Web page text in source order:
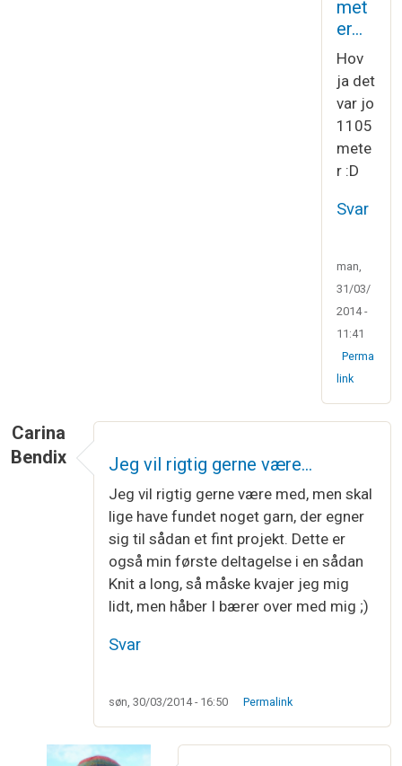
met
er…
Hov
ja det
var jo
1105
mete
r :D
Svar
man,
31/03/
2014 -
11:41
Perma
link
Carina
Bendix
Jeg vil rigtig gerne være…
Jeg vil rigtig gerne være med, men skal
lige have fundet noget garn, der egner
sig til sådan et fint projekt. Dette er
også min første deltagelse i en sådan
Knit a long, så måske kvajer jeg mig
lidt, men håber I bærer over med mig ;)
Svar
søn, 30/03/2014 - 16:50 Permalink